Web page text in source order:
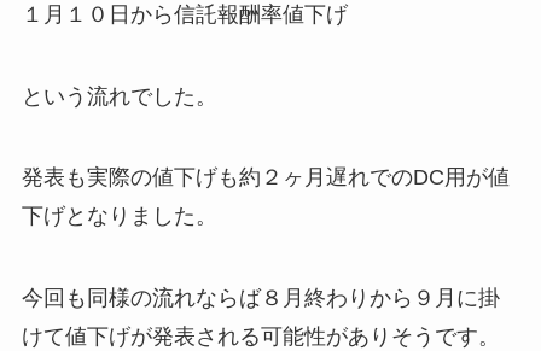
１月１０日から信託報酬率値下げ
という流れでした。
発表も実際の値下げも約２ヶ月遅れでのDC用が値
下げとなりました。
今回も同様の流れならば８月終わりから９月に掛
けて値下げが発表される可能性がありそうです。